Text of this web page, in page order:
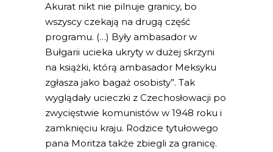
Akurat nikt nie pilnuje granicy, bo
wszyscy czekają na drugą część
programu. (…) Były ambasador w
Bułgarii ucieka ukryty w dużej skrzyni
na książki, którą ambasador Meksyku
zgłasza jako bagaż osobisty”. Tak
wyglądały ucieczki z Czechosłowacji po
zwycięstwie komunistów w 1948 roku i
zamknięciu kraju. Rodzice tytułowego
pana Moritza także zbiegli za granicę.